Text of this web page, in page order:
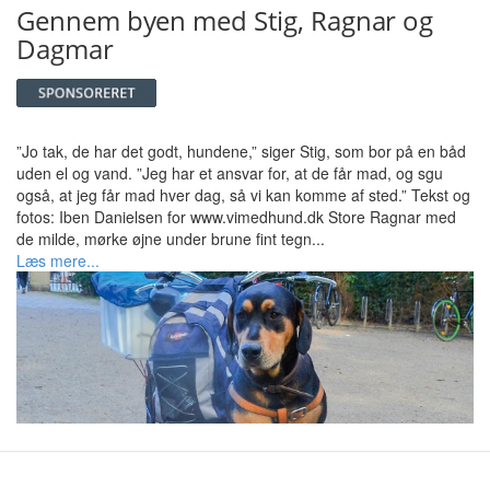
Gennem byen med Stig, Ragnar og
Dagmar
”Jo tak, de har det godt, hundene,” siger Stig, som bor på en båd
uden el og vand. ”Jeg har et ansvar for, at de får mad, og sgu
også, at jeg får mad hver dag, så vi kan komme af sted.” Tekst og
fotos: Iben Danielsen for www.vimedhund.dk Store Ragnar med
de milde, mørke øjne under brune fint tegn...
Læs mere...